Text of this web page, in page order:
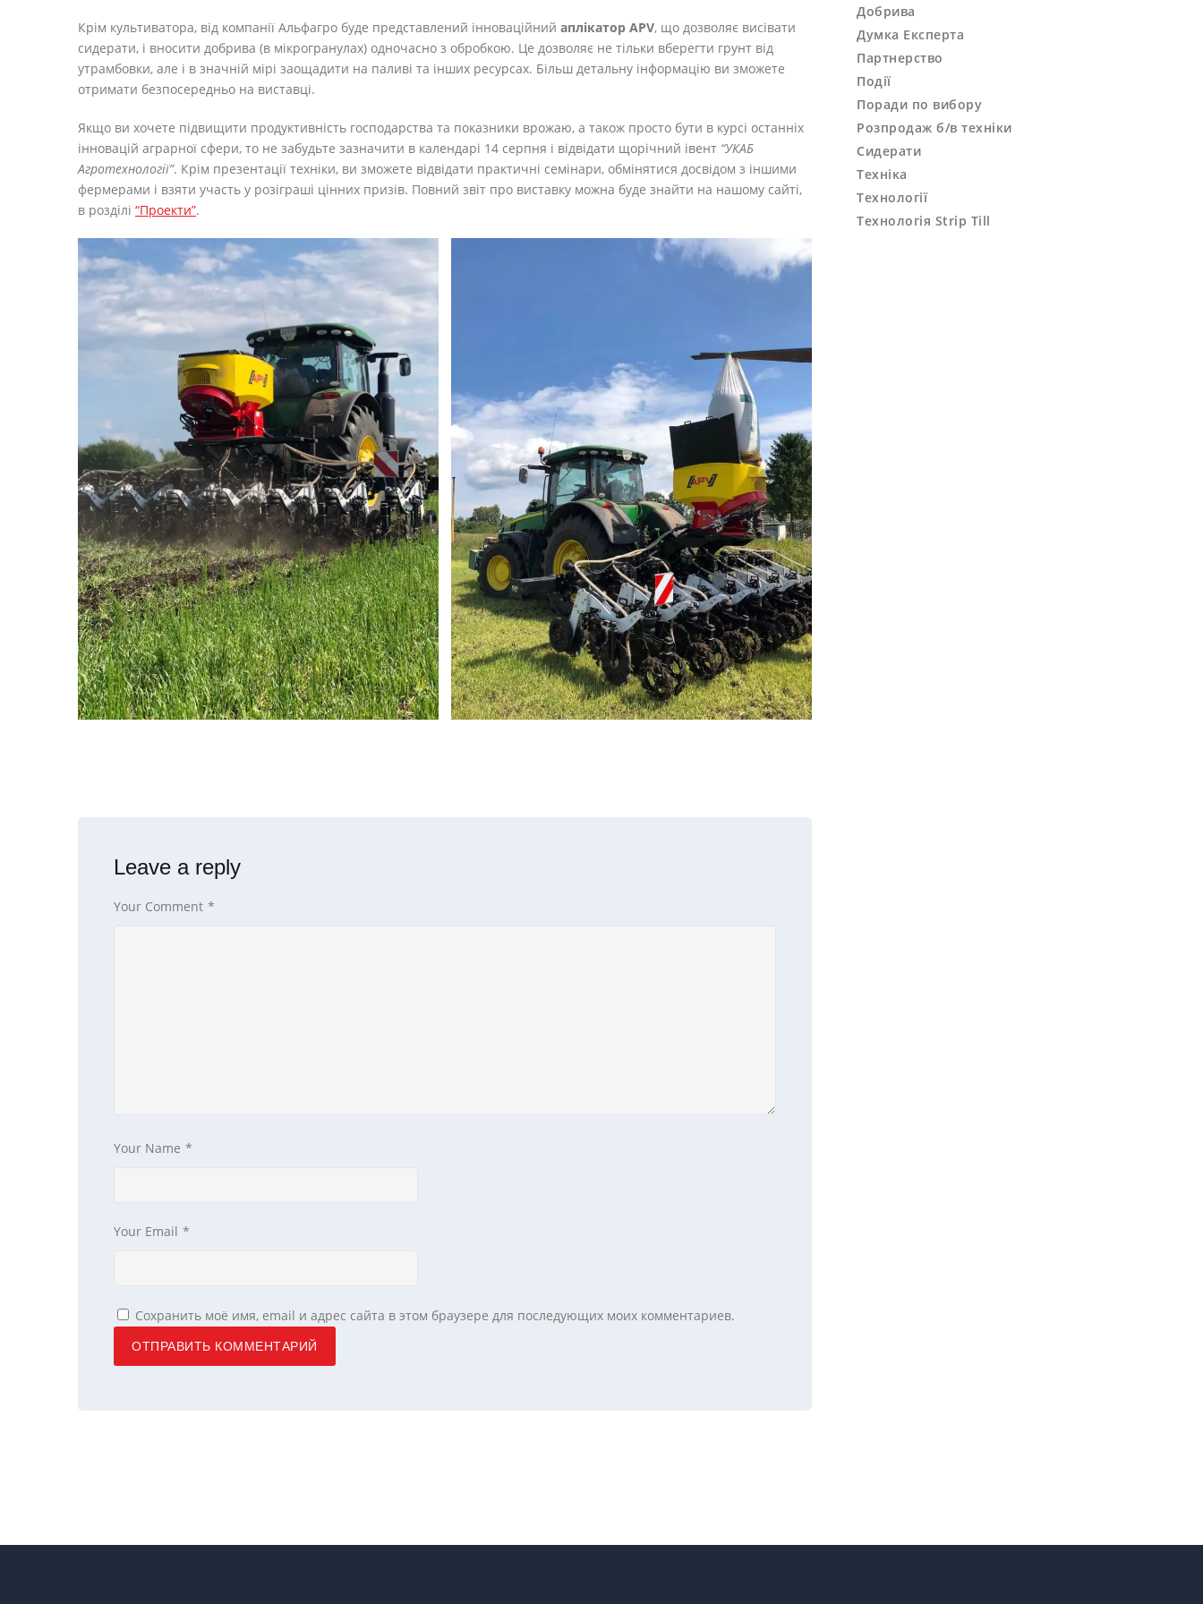
Крім культиватора, від компанії Альфагро буде представлений інноваційний аплікатор APV, що дозволяє висівати
сидерати, і вносити добрива (в мікрогранулах) одночасно з обробкою. Це дозволяє не тільки вберегти грунт від
утрамбовки, але і в значній мірі заощадити на паливі та інших ресурсах. Більш детальну інформацію ви зможете
отримати безпосередньо на виставці.
Якщо ви хочете підвищити продуктивність господарства та показники врожаю, а також просто бути в курсі останніх
інновацій аграрної сфери, то не забудьте зазначити в календарі 14 серпня і відвідати щорічний івент “УКАБ
Агротехнології”. Крім презентації техніки, ви зможете відвідати практичні семінари, обмінятися досвідом з іншими
фермерами і взяти участь у розіграші цінних призів. Повний звіт про виставку можна буде знайти на нашому сайті,
в розділі “Проекти”.
Leave a reply
Your Comment *
Your Name *
Your Email *
Сохранить моё имя, email и адрес сайта в этом браузере для последующих моих комментариев.
Добрива
Думка Експерта
Партнерство
Події
Поради по вибору
Розпродаж б/в техніки
Сидерати
Техніка
Технології
Технологія Strip Till